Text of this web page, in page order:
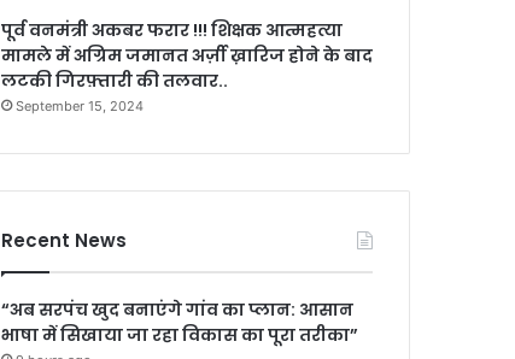
पूर्व वनमंत्री अकबर फरार !!! शिक्षक आत्महत्या
मामले में अग्रिम जमानत अर्ज़ी ख़ारिज होने के बाद
लटकी गिरफ़्तारी की तलवार..
September 15, 2024
Recent News
“अब सरपंच खुद बनाएंगे गांव का प्लान: आसान
भाषा में सिखाया जा रहा विकास का पूरा तरीका”